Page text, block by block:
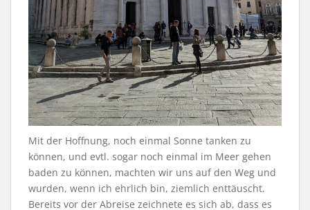
Mit der Hoffnung, noch einmal Sonne tanken zu
können, und evtl. sogar noch einmal im Meer gehen
baden zu können, machten wir uns auf den Weg und
wurden, wenn ich ehrlich bin, ziemlich enttäuscht.
Bereits vor der Abreise zeichnete es sich ab, dass es